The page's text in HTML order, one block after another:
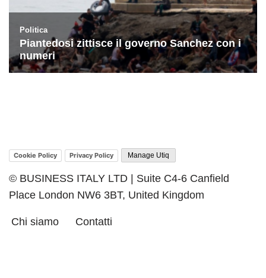
Cookie Policy Privacy Policy Manage Utiq
© BUSINESS ITALY LTD | Suite C4-6 Canfield
Place London NW6 3BT, United Kingdom
Chi siamo Contatti